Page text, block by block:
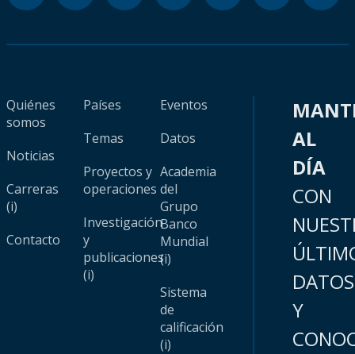
Quiénes
somos
Noticias
Carreras
(i)
Contacto
Países
Temas
Proyectos y
operaciones
Investigación
y
publicaciones
(i)
Eventos
Datos
Academia
del
Grupo
Banco
Mundial
(i)
Sistema
de
calificación
(i)
AL
DÍA
CON
DATOS
Y